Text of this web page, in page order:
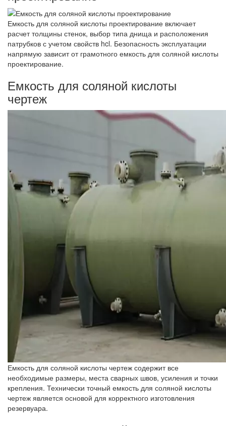
Емкость для соляной кислоты проектирование включает
расчет толщины стенок, выбор типа днища и расположения
патрубков с учетом свойств hcl. Безопасность эксплуатации
напрямую зависит от грамотного емкость для соляной кислоты
проектирование.
Емкость для соляной кислоты
чертеж
Емкость для соляной кислоты чертеж содержит все
необходимые размеры, места сварных швов, усиления и точки
крепления. Технически точный емкость для соляной кислоты
чертеж является основой для корректного изготовления
резервуара.